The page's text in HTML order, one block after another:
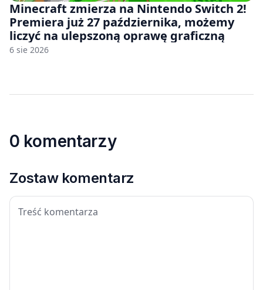
Minecraft zmierza na Nintendo Switch 2!
Premiera już 27 października, możemy
liczyć na ulepszoną oprawę graficzną
6 sie 2026
0 komentarzy
Zostaw komentarz